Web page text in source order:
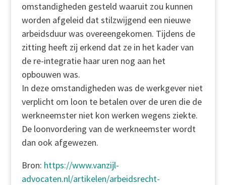
omstandigheden gesteld waaruit zou kunnen
worden afgeleid dat stilzwijgend een nieuwe
arbeidsduur was overeengekomen. Tijdens de
zitting heeft zij erkend dat ze in het kader van
de re-integratie haar uren nog aan het
opbouwen was.
In deze omstandigheden was de werkgever niet
verplicht om loon te betalen over de uren die de
werkneemster niet kon werken wegens ziekte.
De loonvordering van de werkneemster wordt
dan ook afgewezen.
Bron: https://www.vanzijl-
advocaten.nl/artikelen/arbeidsrecht-